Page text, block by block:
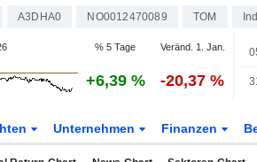
A3DHA0 NO0012470089 TOM
% 5 Tage Veränd. 1. Jan.
+6,39 % -20,37 %
Unternehmen Finanzen